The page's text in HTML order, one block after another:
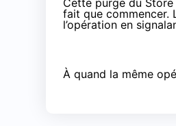
Cette purge du
fait que commencer.
l’opération en
À quand la même